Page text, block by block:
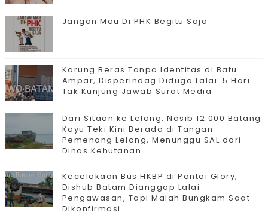
Jangan Mau Di PHK Begitu Saja
Karung Beras Tanpa Identitas di Batu
Ampar, Disperindag Diduga Lalai: 5 Hari
Tak Kunjung Jawab Surat Media
Dari Sitaan ke Lelang: Nasib 12.000 Batang
Kayu Teki Kini Berada di Tangan
Pemenang Lelang, Menunggu SAL dari
Dinas Kehutanan
Kecelakaan Bus HKBP di Pantai Glory,
Dishub Batam Dianggap Lalai
Pengawasan, Tapi Malah Bungkam Saat
Dikonfirmasi